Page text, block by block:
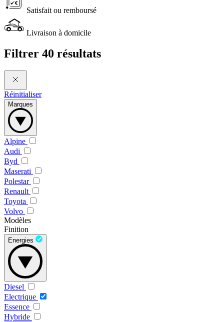
Satisfait ou remboursé
Livraison à domicile
Filtrer 40 résultats
Réinitialiser
Marques
Alpine
Audi
Byd
Maserati
Polestar
Renault
Toyota
Volvo
Modèles
Finition
Energies
Diesel
Electrique
Essence
Hybride